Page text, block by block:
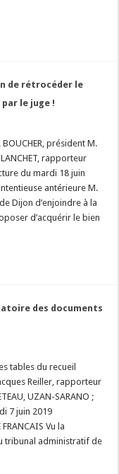
de rétrocéder le
le juge !
président M.
rapporteur
du mardi 18 juin
antérieure M.
Dijon d’enjoindre à la
d’acquérir le bien
des documents
tables du recueil
Reiller, rapporteur
UZAN-SARANO ;
7 juin 2019
FRANCAIS Vu la
tribunal administratif de